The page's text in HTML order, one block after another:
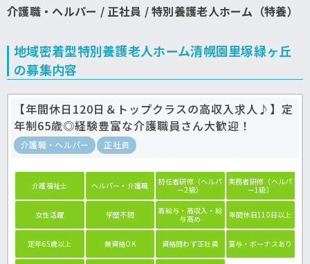
介護職・ヘルパー / 正社員 / 特別養護老人ホーム（特養）
地域密着型特別養護老人ホーム清幌園里塚緑ヶ丘
の募集内容
【年間休日120日＆トップクラスの高収入求人♪】定
年制65歳◎経験豊富な介護職員さん大歓迎！
介護職・ヘルパー 正社員
介護福祉士 ヘルパー・介護職
初任者研修（ヘルパ
ー2級）
実務者研修（ヘルパ
ー1級）
女性活躍 学歴不問
高給与・高収入・給
与高め
年間休日110日以上
定年65歳以上 無資格OK 資格問わず正社員 賞与・ボーナスあり